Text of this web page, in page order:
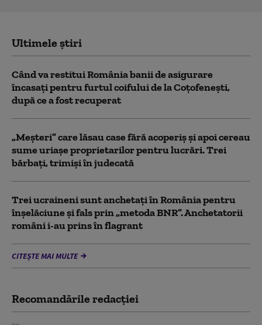
Ultimele știri
Când va restitui România banii de asigurare
încasați pentru furtul coifului de la Coțofenești,
după ce a fost recuperat
„Meșteri” care lăsau case fără acoperiș și apoi cereau
sume uriașe proprietarilor pentru lucrări. Trei
bărbați, trimiși în judecată
Trei ucraineni sunt anchetaţi în România pentru
înşelăciune și fals prin „metoda BNR”. Anchetatorii
români i-au prins în flagrant
CITEȘTE MAI MULTE
Recomandările redacţiei